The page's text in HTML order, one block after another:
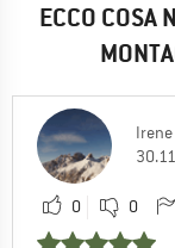
ECCO COSA
Irene
0 0